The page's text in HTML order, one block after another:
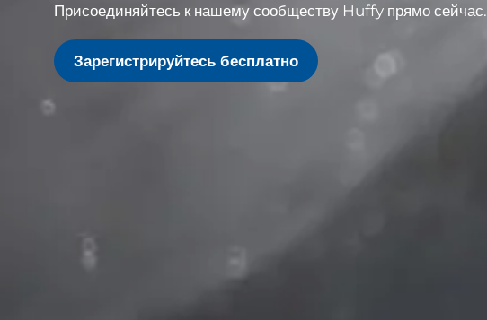
Присоединяйтесь к нашему сообществу Huffy прямо сейчас.
Зарегистрируйтесь бесплатно